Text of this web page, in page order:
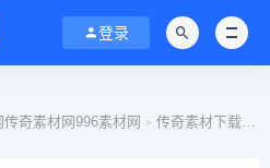
登录
奇素材网996素材网 > 传奇素材下载